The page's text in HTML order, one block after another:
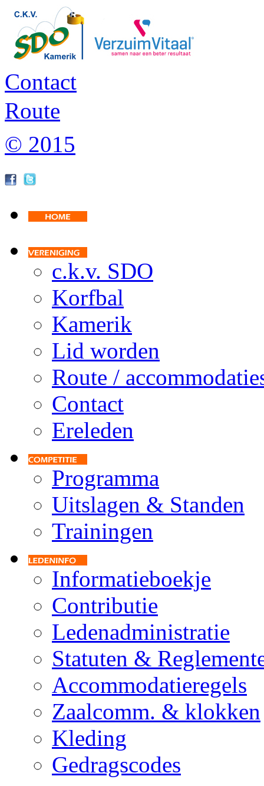
Contact
Route
© 2015
c.k.v. SDO
Korfbal
Kamerik
Lid worden
Route /
Contact
Ereleden
Programma
Uitslagen & Standen
Trainingen
Informatieboekje
Contributie
Ledenadministratie
Statuten &
Accommodatieregels
Zaalcomm. & klokken
Kleding
Gedragscodes